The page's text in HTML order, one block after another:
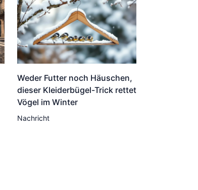
Weder Futter noch Häuschen,
dieser Kleiderbügel-Trick rettet
Vögel im Winter
Nachricht